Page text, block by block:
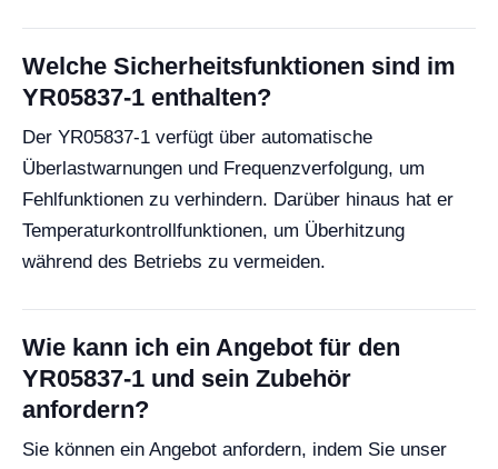
Welche Sicherheitsfunktionen sind im
YR05837-1 enthalten?
Der YR05837-1 verfügt über automatische
Überlastwarnungen und Frequenzverfolgung, um
Fehlfunktionen zu verhindern. Darüber hinaus hat er
Temperaturkontrollfunktionen, um Überhitzung
während des Betriebs zu vermeiden.
Wie kann ich ein Angebot für den
YR05837-1 und sein Zubehör
anfordern?
Sie können ein Angebot anfordern, indem Sie unser